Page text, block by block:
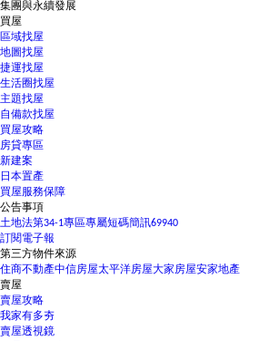
集團與永續發展
買屋
區域找屋
地圖找屋
捷運找屋
生活圈找屋
主題找屋
自備款找屋
買屋攻略
房貸專區
新建案
日本置產
買屋服務保障
公告事項
土地法第34-1專區專屬短碼簡訊69940
訂閱電子報
第三方物件來源
住商不動產中信房屋太平洋房屋大家房屋安家地產
賣屋
賣屋攻略
我家有多夯
賣屋透視鏡